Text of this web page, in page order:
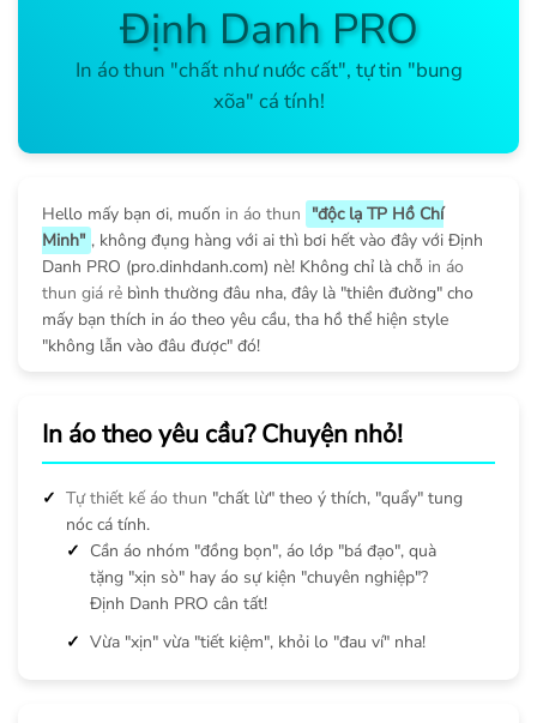
Định Danh PRO
In áo thun "chất như nước cất", tự tin "bung
xõa" cá tính!
Hello mấy bạn ơi, muốn in áo thun "độc lạ TP Hồ Chí
Minh" , không đụng hàng với ai thì bơi hết vào đây với Định
Danh PRO (pro.dinhdanh.com) nè! Không chỉ là chỗ in áo
thun giá rẻ bình thường đâu nha, đây là "thiên đường" cho
mấy bạn thích in áo theo yêu cầu, tha hồ thể hiện style
"không lẫn vào đâu được" đó!
In áo theo yêu cầu? Chuyện nhỏ!
Tự thiết kế áo thun "chất lừ" theo ý thích, "quẩy" tung
nóc cá tính.
Cần áo nhóm "đồng bọn", áo lớp "bá đạo", quà
tặng "xịn sò" hay áo sự kiện "chuyên nghiệp"?
Định Danh PRO cân tất!
Vừa "xịn" vừa "tiết kiệm", khỏi lo "đau ví" nha!